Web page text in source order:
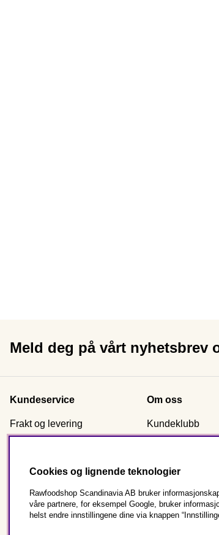
Meld deg på vårt nyhetsbrev
Kundeservice
Frakt og levering
Kontakt oss
Bestill som virksomhet
Vanlige spørsmål
Om oss
Kundeklubb
Om
Butikkene våre
Cookies og lignende teknologier
Rawfoodshop Scandinavia AB bruker
våre partnere, for eksempel Google, bruker
helst endre innstillingene dine via knappen